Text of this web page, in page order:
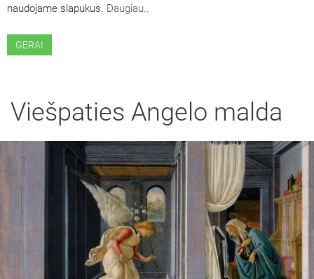
naudojame slapukus. Daugiau..
GERAI
Viešpaties Angelo malda